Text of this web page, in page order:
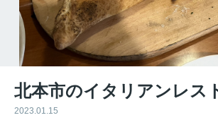
北本市のイタリアンレス
2023.01.15